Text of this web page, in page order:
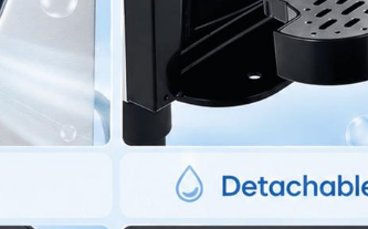
-Produk Salah
-Kekurangan aksesoris pada paket
2.After-sales service : Suku cadang
3.Garansi berlaku untuk sparepart
4.Garansi mesin sesuai dengan